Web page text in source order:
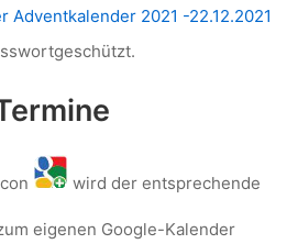
Adventkalender 2021 -22.12.2021
wird der entsprechende
eigenen Google-Kalender